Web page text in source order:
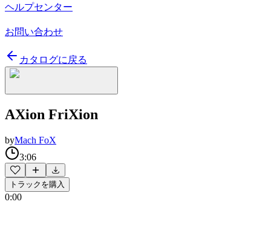
ヘルプセンター
お問い合わせ
カタログに戻る
AXion FriXion
byMach FoX
3:06
トラックを購入
0:00